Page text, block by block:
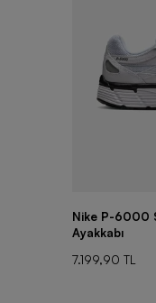
Nike P-6000
Ayakkabı
7.199,90 TL